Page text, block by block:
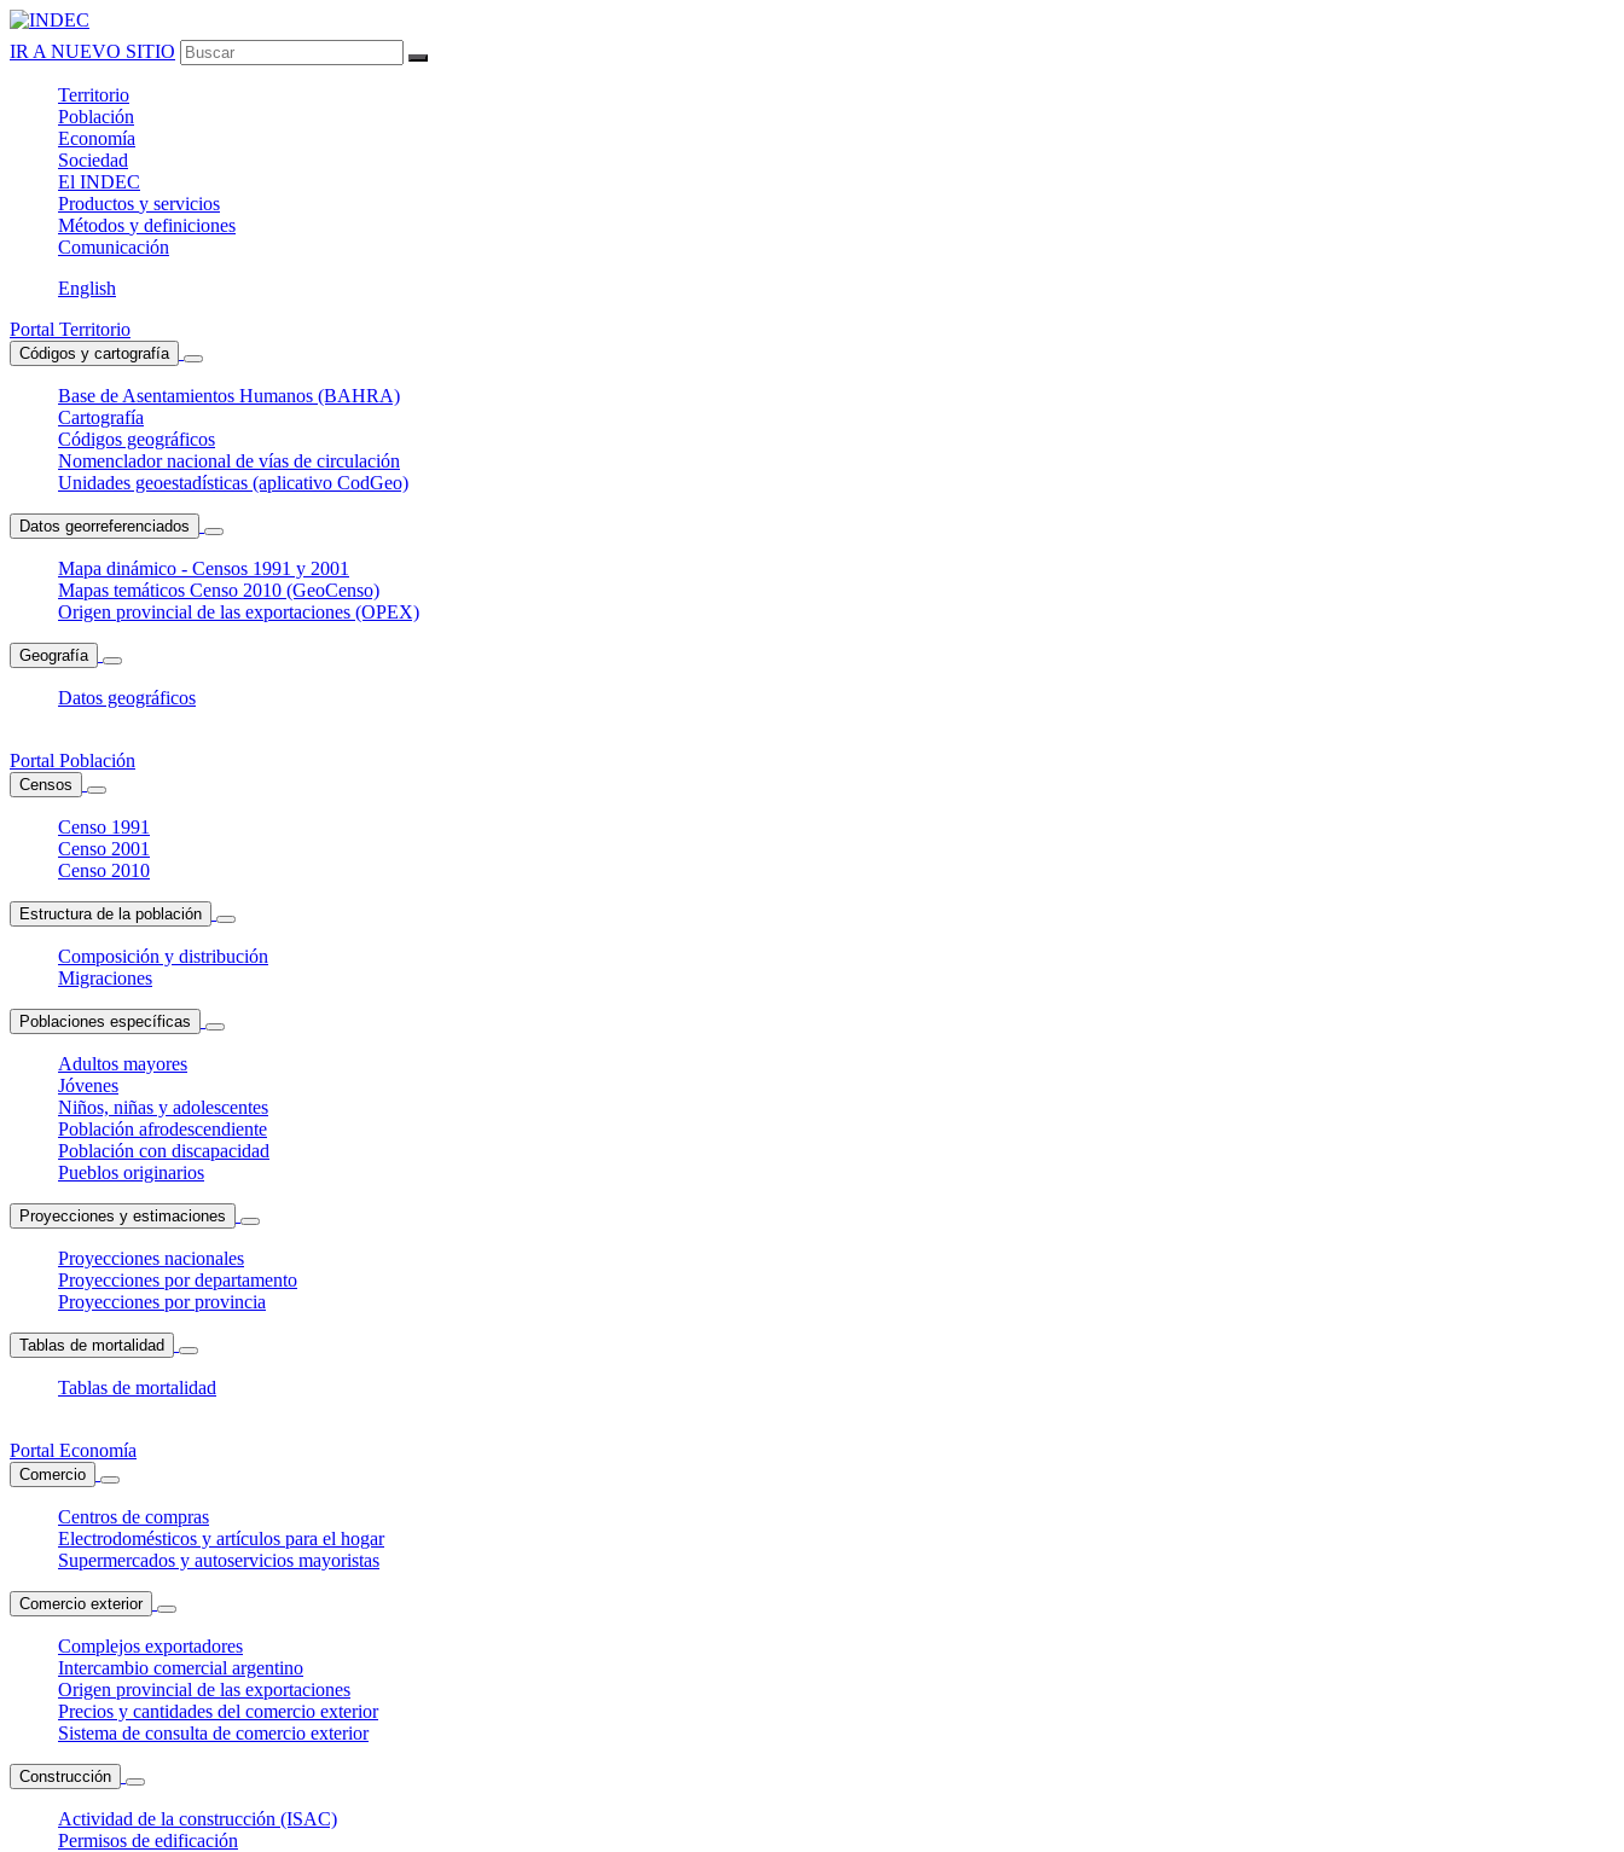
IR A NUEVO SITIO
Territorio
Población
Economía
Sociedad
El INDEC
Productos y servicios
Métodos y definiciones
Comunicación
English
Portal Territorio
Códigos y cartografía
Base de Asentamientos Humanos (BAHRA)
Cartografía
Códigos geográficos
Nomenclador nacional de vías de circulación
Unidades geoestadísticas (aplicativo CodGeo)
Datos georreferenciados
Mapa dinámico - Censos 1991 y 2001
Mapas temáticos Censo 2010 (GeoCenso)
Origen provincial de las exportaciones (OPEX)
Geografía
Datos geográficos
Portal Población
Censos
Censo 1991
Censo 2001
Censo 2010
Estructura de la población
Composición y distribución
Migraciones
Poblaciones específicas
Adultos mayores
Jóvenes
Niños, niñas y adolescentes
Población afrodescendiente
Población con discapacidad
Pueblos originarios
Proyecciones y estimaciones
Proyecciones nacionales
Proyecciones por departamento
Proyecciones por provincia
Tablas de mortalidad
Tablas de mortalidad
Portal Economía
Comercio
Centros de compras
Electrodomésticos y artículos para el hogar
Supermercados y autoservicios mayoristas
Comercio exterior
Complejos exportadores
Intercambio comercial argentino
Origen provincial de las exportaciones
Precios y cantidades del comercio exterior
Sistema de consulta de comercio exterior
Construcción
Actividad de la construcción (ISAC)
Permisos de edificación